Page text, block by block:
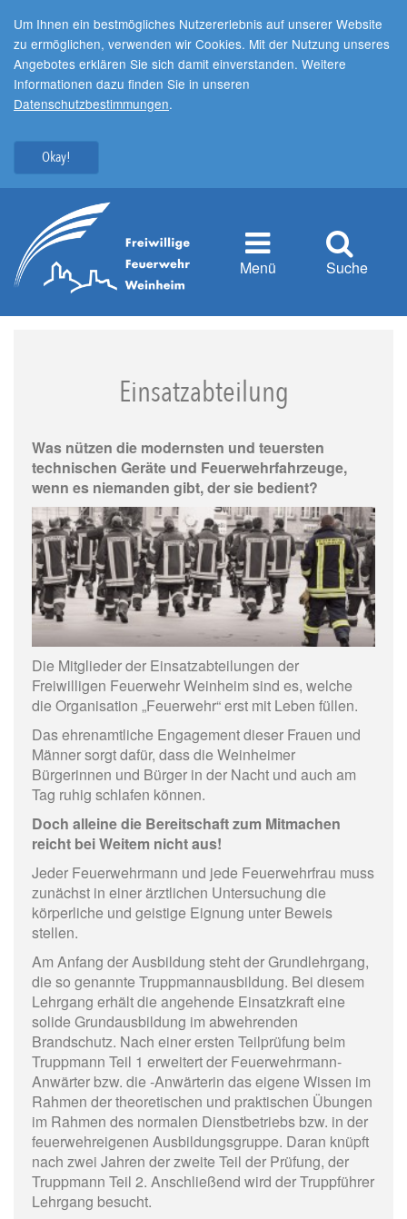
Um Ihnen ein bestmögliches Nutzererlebnis auf unserer Website
zu ermöglichen, verwenden wir Cookies. Mit der Nutzung unseres
Angebotes erklären Sie sich damit einverstanden. Weitere
Informationen dazu finden Sie in unseren
Datenschutzbestimmungen.
Okay!
Menü Suche
Einsatzabteilung
Was nützen die modernsten und teuersten
technischen Geräte und Feuerwehrfahrzeuge,
wenn es niemanden gibt, der sie bedient?
Die Mitglieder der Einsatzabteilungen der
Freiwilligen Feuerwehr Weinheim sind es, welche
die Organisation „Feuerwehr“ erst mit Leben füllen.
Das ehrenamtliche Engagement dieser Frauen und
Männer sorgt dafür, dass die Weinheimer
Bürgerinnen und Bürger in der Nacht und auch am
Tag ruhig schlafen können.
Doch alleine die Bereitschaft zum Mitmachen
reicht bei Weitem nicht aus!
Jeder Feuerwehrmann und jede Feuerwehrfrau muss
zunächst in einer ärztlichen Untersuchung die
körperliche und geistige Eignung unter Beweis
stellen.
Am Anfang der Ausbildung steht der Grundlehrgang,
die so genannte Truppmannausbildung. Bei diesem
Lehrgang erhält die angehende Einsatzkraft eine
solide Grundausbildung im abwehrenden
Brandschutz. Nach einer ersten Teilprüfung beim
Truppmann Teil 1 erweitert der Feuerwehrmann-
Anwärter bzw. die -Anwärterin das eigene Wissen im
Rahmen der theoretischen und praktischen Übungen
im Rahmen des normalen Dienstbetriebs bzw. in der
feuerwehreigenen Ausbildungsgruppe. Daran knüpft
nach zwei Jahren der zweite Teil der Prüfung, der
Truppmann Teil 2. Anschließend wird der Truppführer
Lehrgang besucht.